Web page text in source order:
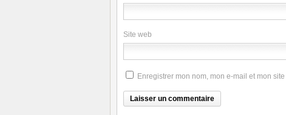
Site web
Enregistrer mon nom, mon e-mail et mon